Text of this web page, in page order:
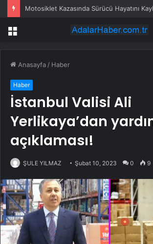
Motosiklet Kazasında Sürücü Hayatını
Menü
Anasayfa / Haber
Haber
İstanbul Valisi Ali
Yerlikaya’dan
açıklaması!
ŞULE YILMAZ Şubat 10, 2023 0 9